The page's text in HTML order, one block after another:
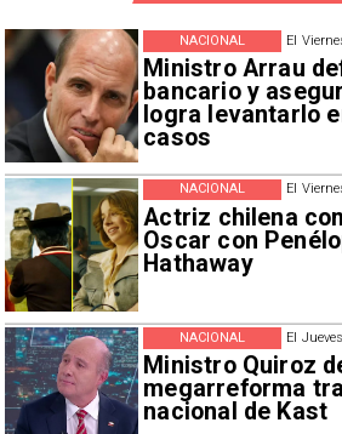
El
Ministro Arrau
bancario y
logra levantarlo
casos
NACIONAL
El
Actriz chilena
Oscar con
Hathaway
NACIONAL
El
Ministro Quiroz
megarreforma
nacional de Kast
NACIONAL